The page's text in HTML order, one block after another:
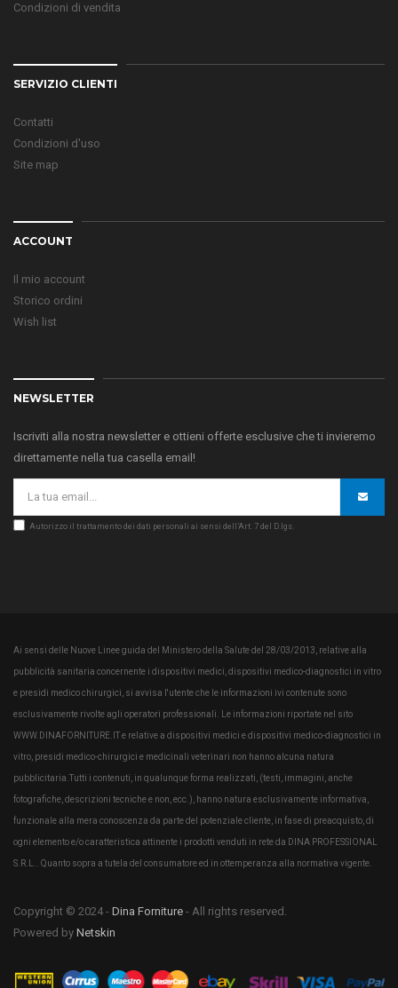
Condizioni di vendita
SERVIZIO CLIENTI
Contatti
Condizioni d'uso
Site map
ACCOUNT
Il mio account
Storico ordini
Wish list
NEWSLETTER
Iscriviti alla nostra newsletter e ottieni offerte esclusive che ti invieremo
direttamente nella tua casella email!
Autorizzo il trattamento dei dati personali ai sensi dell’Art. 7 del D.lgs.
Ai sensi delle Nuove Linee guida del Ministero della Salute del 28/03/2013, relative alla
pubblicità sanitaria concernente i dispositivi medici, dispositivi medico-diagnostici in vitro
e presidi medico chirurgici, si avvisa l'utente che le informazioni ivi contenute sono
esclusivamente rivolte agli operatori professionali. Le informazioni riportate nel sito
WWW.DINAFORNITURE.IT e relative a dispositivi medici e dispositivi medico-diagnostici in
vitro, presidi medico-chirurgici e medicinali veterinari non hanno alcuna natura
pubblicitaria.Tutti i contenuti, in qualunque forma realizzati, (testi, immagini, anche
fotografiche, descrizioni tecniche e non, ecc.), hanno natura esclusivamente informativa,
funzionale alla mera conoscenza da parte del potenziale cliente, in fase di preacquisto, di
ogni elemento e/o caratteristica attinente i prodotti venduti in rete da DINA PROFESSIONAL
S.R.L.. Quanto sopra a tutela del consumatore ed in ottemperanza alla normativa vigente.
Copyright © 2024 - Dina Forniture - All rights reserved.
Powered by Netskin